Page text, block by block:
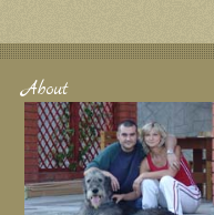
About